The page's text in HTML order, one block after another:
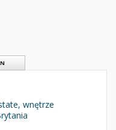
wnętrze